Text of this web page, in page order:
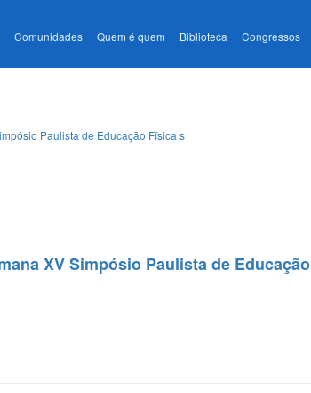
Comunidades Quem é quem Biblioteca Congressos
Paulista de Educação Física s
XV Simpósio Paulista de Educação